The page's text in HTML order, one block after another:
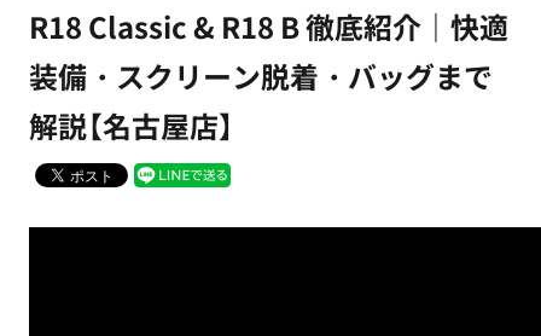
R18 Classic & R18 B 徹底紹介｜快適
装備・スクリーン脱着・バッグまで
解説【名古屋店】